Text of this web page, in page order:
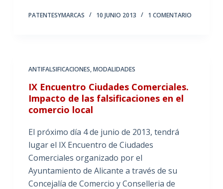
PATENTESYMARCAS 10 JUNIO 2013 1 COMENTARIO
ANTIFALSIFICACIONES,MODALIDADES
IX Encuentro Ciudades Comerciales.
Impacto de las falsificaciones en el
comercio local
El próximo día 4 de junio de 2013, tendrá
lugar el IX Encuentro de Ciudades
Comerciales organizado por el
Ayuntamiento de Alicante a través de su
Concejalía de Comercio y Conselleria de